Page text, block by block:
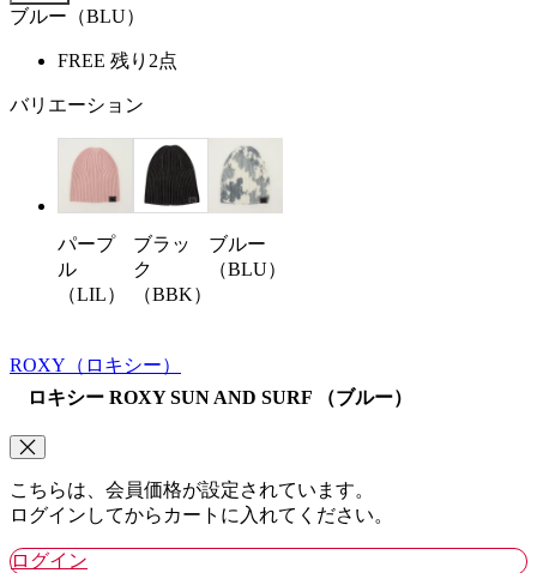
ブルー（BLU）
FREE 残り2点
バリエーション
パープ
ル
（LIL）
ブラッ
ク
（BBK）
ブルー
（BLU）
ROXY （ロキシー）
ロキシー ROXY SUN AND SURF （ブルー）
こちらは、会員価格が設定されています。
ログインしてからカートに入れてください。
ログイン